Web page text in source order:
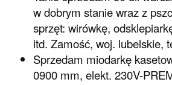
w dobrym stanie wraz z
sprzęt: wirówkę,
itd. Zamość, woj. lubelskie,
Sprzedam miodarkę
0900 mm, elekt. 230V-